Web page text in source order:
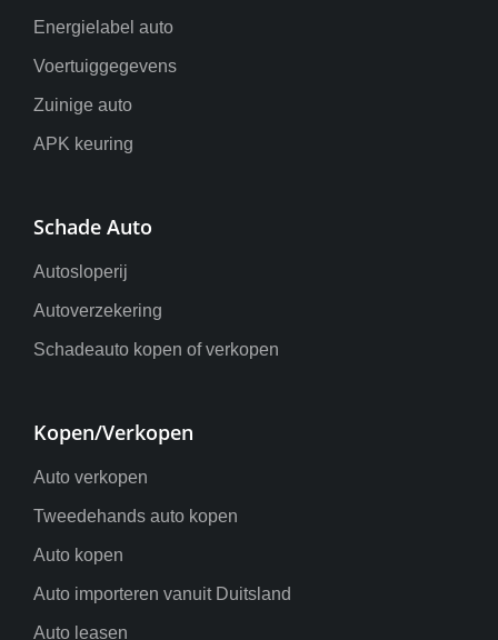
Energielabel auto
Voertuiggegevens
Zuinige auto
APK keuring
Schade Auto
Autosloperij
Autoverzekering
Schadeauto kopen of verkopen
Kopen/Verkopen
Auto verkopen
Tweedehands auto kopen
Auto kopen
Auto importeren vanuit Duitsland
Auto leasen